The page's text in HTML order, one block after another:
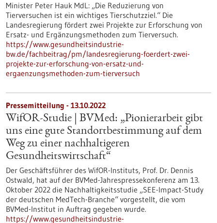
Minister Peter Hauk MdL: „Die Reduzierung von
Tierversuchen ist ein wichtiges Tierschutzziel.“ Die
Landesregierung fördert zwei Projekte zur Erforschung von
Ersatz- und Ergänzungsmethoden zum Tierversuch.
https://www.gesundheitsindustrie-
bw.de/fachbeitrag/pm/landesregierung-foerdert-zwei-
projekte-zur-erforschung-von-ersatz-und-
ergaenzungsmethoden-zum-tierversuch
Pressemitteilung - 13.10.2022
WifOR-Studie | BVMed: „Pionierarbeit gibt
uns eine gute Standortbestimmung auf dem
Weg zu einer nachhaltigeren
Gesundheitswirtschaft“
Der Geschäftsführer des WifOR-Instituts, Prof. Dr. Dennis
Ostwald, hat auf der BVMed-Jahrespressekonferenz am 13.
Oktober 2022 die Nachhaltigkeitsstudie „SEE-Impact-Study
der deutschen MedTech-Branche“ vorgestellt, die vom
BVMed-Institut in Auftrag gegeben wurde.
https://www.gesundheitsindustrie-